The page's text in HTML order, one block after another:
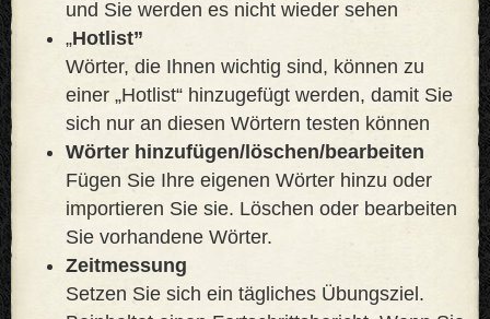
und Sie werden es nicht wieder sehen
„Hotlist”
Wörter, die Ihnen wichtig sind, können zu
einer „Hotlist“ hinzugefügt werden, damit Sie
sich nur an diesen Wörtern testen können
Wörter hinzufügen/löschen/bearbeiten
Fügen Sie Ihre eigenen Wörter hinzu oder
importieren Sie sie. Löschen oder bearbeiten
Sie vorhandene Wörter.
Zeitmessung
Setzen Sie sich ein tägliches Übungsziel.